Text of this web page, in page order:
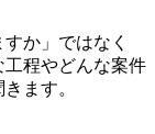
か」ではなく
工程やどんな案件
ます。